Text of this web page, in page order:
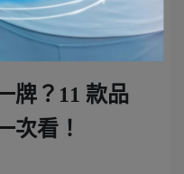
牌？11 款品
次看！